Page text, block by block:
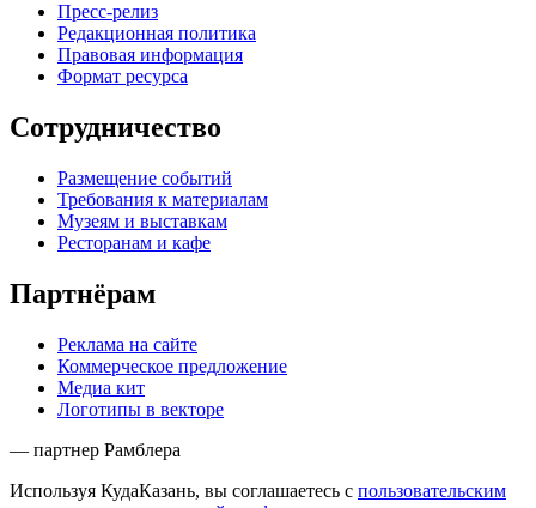
Пресс-релиз
Редакционная политика
Правовая информация
Формат ресурса
Сотрудничество
Размещение событий
Требования к материалам
Музеям и выставкам
Ресторанам и кафе
Партнёрам
Реклама на сайте
Коммерческое предложение
Медиа кит
Логотипы в векторе
— партнер Рамблера
Используя КудаКазань, вы соглашаетесь с пользовательским